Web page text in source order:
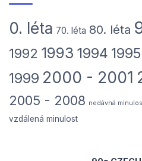
0. léta 70. léta 80. léta
1992 1993 1994 1995
1999 2000 - 2001
2005 - 2008 nedávná
vzdálená minulost